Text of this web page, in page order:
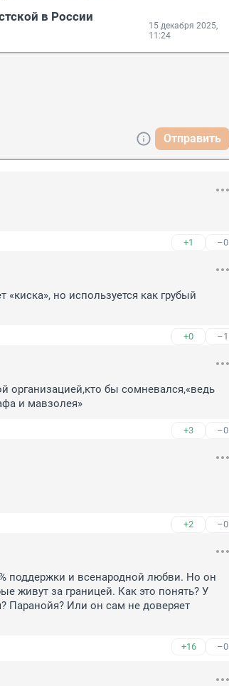
в России
15 декабря 2025,
11:24
Отправить
+1 –0
«киска», но используется как грубый
+0 –1
организацией,кто бы сомневался,«ведь
и мавзолея»
+3 –0
+2 –0
поддержки и всенародной любви. Но он
живут за границей. Как это понять? У
Паранойя? Или он сам не доверяет
+16 –0